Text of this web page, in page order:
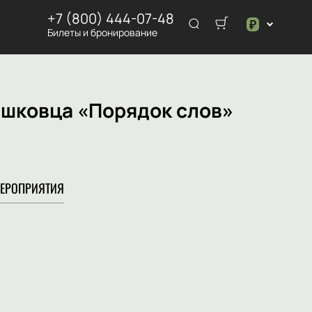
+7 (800) 444-07-48
Билеты и бронирование ₽
$
«Порядок слов»